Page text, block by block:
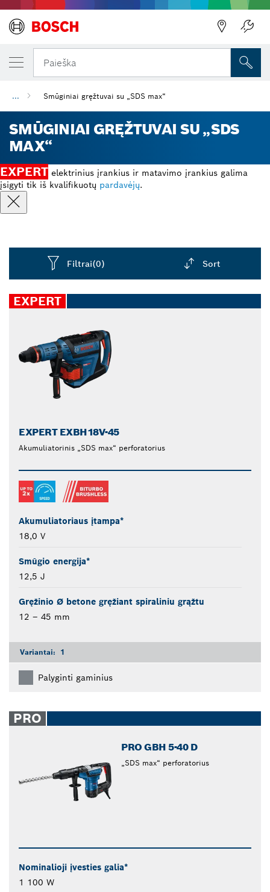
Paieška
... Smūginiai gręžtuvai su „SDS max“
SMŪGINIAI GRĘŽTUVAI SU „SDS
MAX“
EXPERT elektrinius įrankius ir matavimo įrankius galima
įsigyti tik iš kvalifikuotų pardavėjų.
Filtrai(0) Sort
closed
EXPERT
EXPERT EXBH18V-45
Akumuliatorinis „SDS max“ perforatorius
Akumuliatoriaus įtampa*
18,0 V
Smūgio energija*
12,5 J
Gręžinio Ø betone gręžiant spiraliniu grąžtu
12 – 45 mm
Variantai: 1
Palyginti gaminius
PRO
PRO GBH 5-40 D
„SDS max“ perforatorius
Nominalioji įvesties galia*
1 100 W